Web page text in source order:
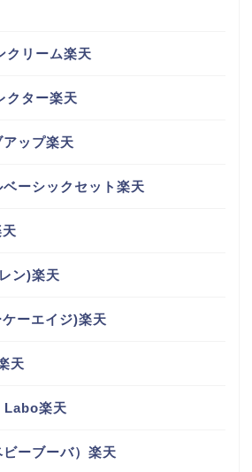
クリーム楽天
クター楽天
ップ楽天
ーシックセット楽天
ン)楽天
ーエイジ)楽天
天
楽天
ーブーバ）楽天